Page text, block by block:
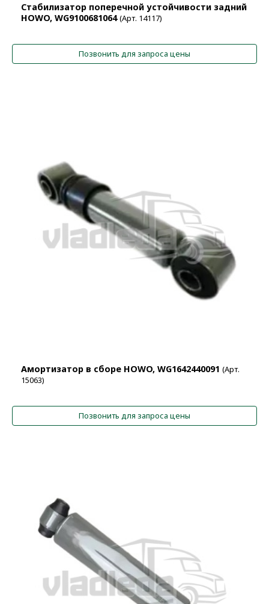
Cтабилизатор поперечной устойчивости задний
HOWO, WG9100681064(Арт. 14117)
Позвонить для запроса цены
Амортизатор в сборе HOWO, WG1642440091 (Арт.
15063)
Позвонить для запроса цены